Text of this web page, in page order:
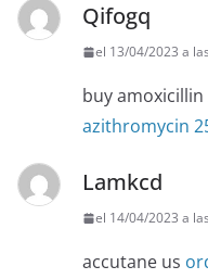
Qifogq
el 13/04/2023 a
buy
azithromycin
Lamkcd
el 14/04/2023 a
accutane us